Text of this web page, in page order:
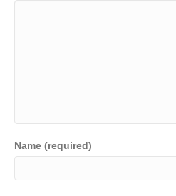
Name (required)